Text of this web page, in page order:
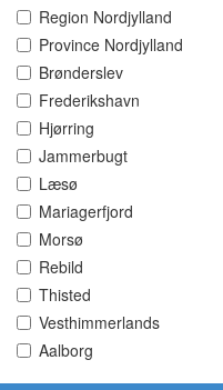
Region Nordjylland
Province Nordjylland
Brønderslev
Frederikshavn
Hjørring
Jammerbugt
Læsø
Mariagerfjord
Morsø
Rebild
Thisted
Vesthimmerlands
Aalborg